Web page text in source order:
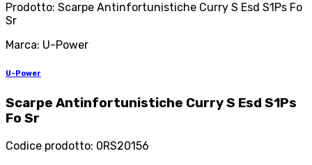
Prodotto: Scarpe Antinfortunistiche Curry S Esd S1Ps Fo
Sr
Marca: U-Power
U-Power
Scarpe Antinfortunistiche Curry S Esd S1Ps
Fo Sr
Codice prodotto: 0RS20156